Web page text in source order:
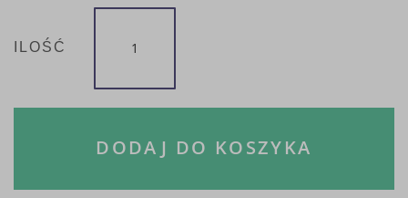
ILOŚĆ
DODAJ DO KOSZYKA